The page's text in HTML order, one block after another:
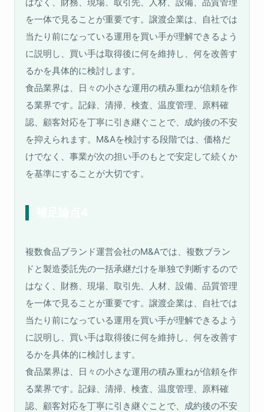
を一体で見ることが重要です。譲渡企業は、自社では
当たり前になっている運用を買い手が理解できるよう
に説明し、買い手は取得後に何を維持し、何を改善す
るかを具体的に検討します。
食品業界は、日々の小さな運用の積み重ねが信頼を作
る業界です。記録、清掃、検査、温度管理、原料確
認、顧客対応を丁寧に引き継ぐことで、成約後の不安
を抑えられます。M&Aを検討する段階では、価格だ
けでなく、事業が次の担い手のもとで安定して続くか
を基準にすることが大切です。
複数食品ブランド運営会社のM&Aでは、複数ブラン
ドと製造委託先の一括承継だけを単独で判断するので
はなく、財務、現場、取引先、人材、設備、品質管理
を一体で見ることが重要です。譲渡企業は、自社では
当たり前になっている運用を買い手が理解できるよう
に説明し、買い手は取得後に何を維持し、何を改善す
るかを具体的に検討します。
食品業界は、日々の小さな運用の積み重ねが信頼を作
る業界です。記録、清掃、検査、温度管理、原料確
認、顧客対応を丁寧に引き継ぐことで、成約後の不安